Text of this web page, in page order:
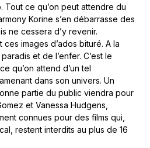
Tout ce qu’on peut attendre du
Korine s’en débarrasse des
ne cessera d’y revenir.
ces images d’ados bituré. A la
et de l’enfer. C’est le
qu’on attend d’un tel
dans son univers. Un
partie du public viendra pour
et Vanessa Hudgens,
connues pour des films qui,
restent interdits au plus de 16